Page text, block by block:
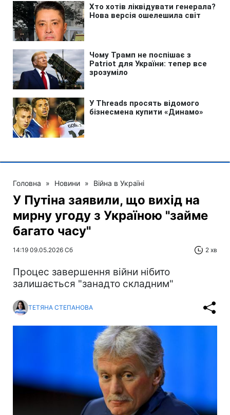
Головна » Новини » Війна в Україні
У Путіна заявили, що вихід на
мирну угоду з Україною "займе
багато часу"
14:19 09.05.2026 Сб 2 хв
Процес завершення війни нібито
залишається "занадто складним"
ТЕТЯНА СТЕПАНОВА